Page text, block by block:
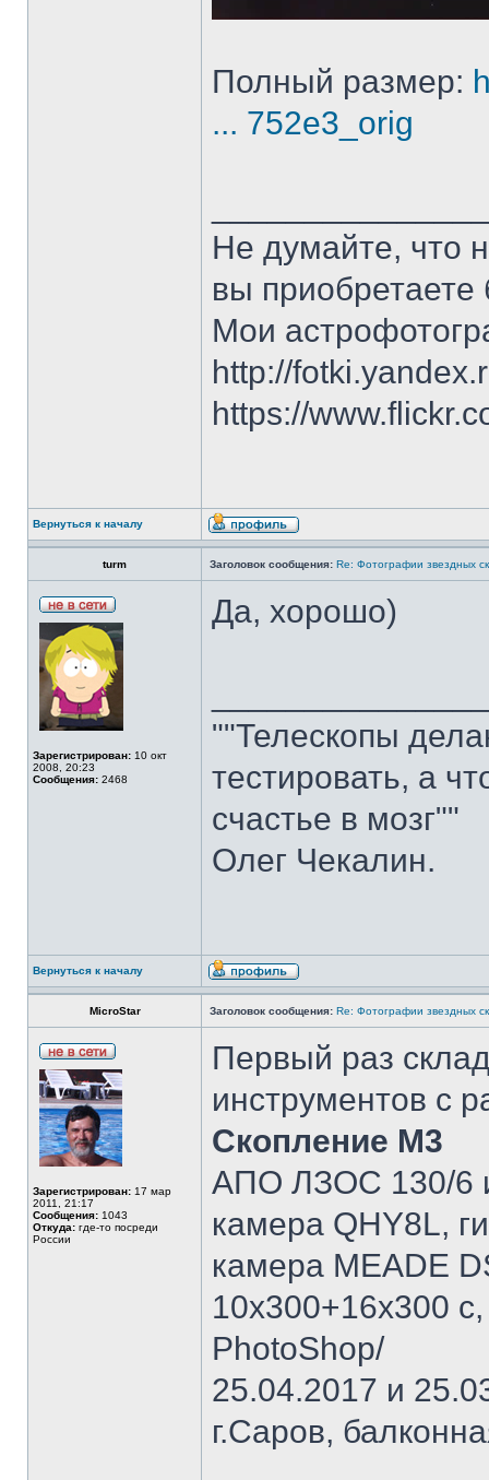
Полный размер:
... 752e3_orig
Не думайте, что
вы
Мои
http://
https://
Вернуться к началу
turm Заголовок сообщения: Re: Фотографии звездных
Зарегистрирован: 10 окт
2008, 20:23
Сообщения: 2468
Да, хорошо)
""Телескопы
тестировать, а
счастье в мозг""
Олег Чекалин.
Вернуться к началу
MicroStar Заголовок сообщения: Re: Фотографии звездных
Зарегистрирован: 17 мар
2011, 21:17
Сообщения: 1043
Откуда: где-то посреди
России
Первый раз
инструментов с
Скопление М3
АПО ЛЗОС 130/6
камера QHY8L,
камера MEADE
10х300+16х300
PhotoShop/
25.04.2017 и
г.Саров,